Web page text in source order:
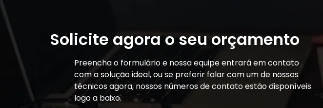
Solicite agora o seu orçamento
Preencha o formulário e nossa equipe entrará em contato
com a solução ideal, ou se preferir falar com um de nossos
técnicos agora, nossos números de contato estão disponíveis
logo a baixo.